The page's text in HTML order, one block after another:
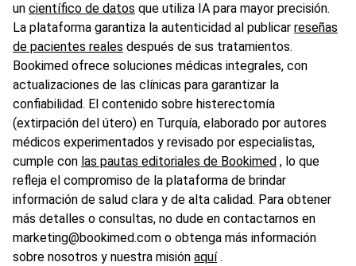
un científico de datos que utiliza IA para mayor precisión.
La plataforma garantiza la autenticidad al publicar reseñas
de pacientes reales después de sus tratamientos.
Bookimed ofrece soluciones médicas integrales, con
actualizaciones de las clínicas para garantizar la
confiabilidad. El contenido sobre histerectomía
(extirpación del útero) en Turquía, elaborado por autores
médicos experimentados y revisado por especialistas,
cumple con las pautas editoriales de Bookimed , lo que
refleja el compromiso de la plataforma de brindar
información de salud clara y de alta calidad. Para obtener
más detalles o consultas, no dude en contactarnos en
marketing@bookimed.com o obtenga más información
sobre nosotros y nuestra misión aquí.